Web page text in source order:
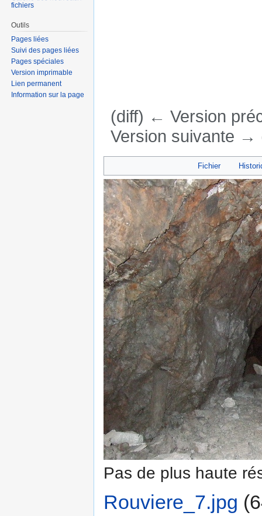
(diff) ← Version
Version suivante →
Fichier
Pas de plus haute
Rouviere_7.jpg
fichiers
Outils
Pages liées
Suivi des pages liées
Pages spéciales
Version imprimable
Lien permanent
Information sur la page